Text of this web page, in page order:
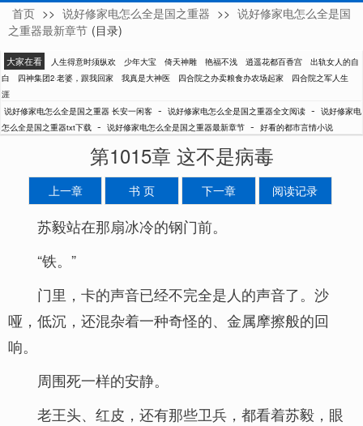
长安一闲客
首页 >> 说好修家电怎么全是国之重器 >> 说好修家电怎么全是国
之重器最新章节 (目录)
大家在看 人生得意时须纵欢 少年大宝 倚天神雕 艳福不浅 逍遥花都百香宫
出轨女人的自
白
四神集团2·老婆，跟我回家 我真是大神医 四合院之办卖粮食办农场起家
四合院之军人生
涯
说好修家电怎么全是国之重器 长安一闲客 - 说好修家电怎么全是国之重器全文阅读 - 说好修家电
怎么全是国之重器txt下载 - 说好修家电怎么全是国之重器最新章节 - 好看的都市言情小说
第1015章 这不是病毒
上一章 书 页 下一章 阅读记录
苏毅站在那扇冰冷的钢门前。
“铁。”
门里，卡的声音已经不完全是人的声音了。沙
哑，低沉，还混杂着一种奇怪的、金属摩擦般的回
响。
周围死一样的安静。
老王头、红皮，还有那些卫兵，都看着苏毅，眼